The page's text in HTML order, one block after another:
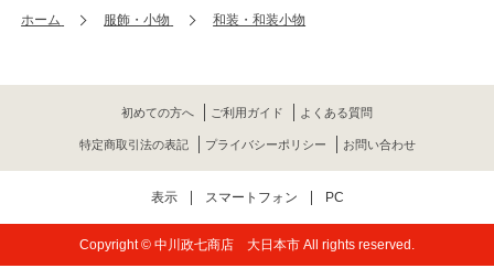
ホーム 服飾・小物 和装・和装小物
初めての方へ ご利用ガイド よくある質問
特定商取引法の表記 プライバシーポリシー お問い合わせ
表示 スマートフォン PC
Copyright © 中川政七商店 大日本市 All rights reserved.